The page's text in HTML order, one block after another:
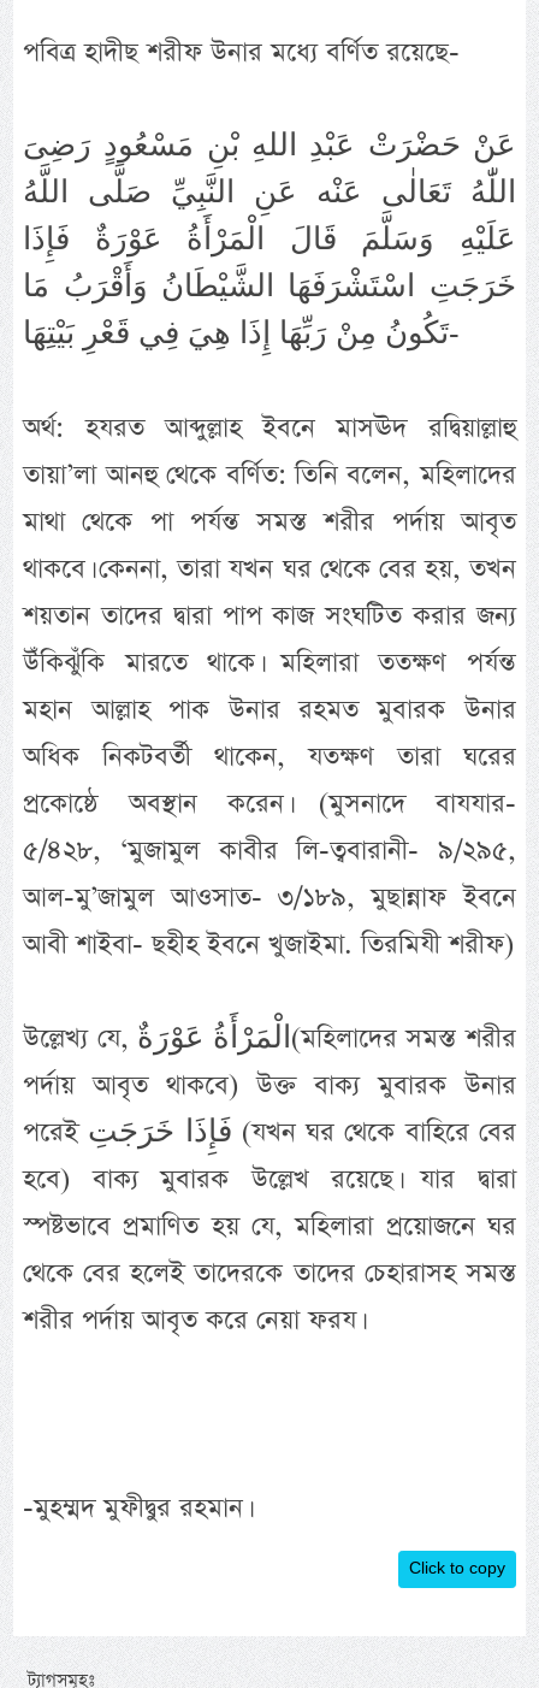
পবিত্র হাদীছ শরীফ উনার মধ্যে বর্ণিত রয়েছে-
عَنْ حَضْرَتْ عَبْدِ اللهِ بْنِ مَسْعُودٍ رَضِىَ
اللّٰهُ تَعَالٰى عَنْه عَنِ النَّبِيِّ صَلَّى اللَّهُ
عَلَيْهِ وَسَلَّمَ قَالَ الْمَرْأَةُ عَوْرَةٌ فَإِذَا
خَرَجَتِ اسْتَشْرَفَهَا الشَّيْطَانُ وَأَقْرَبُ مَا
تَكُونُ مِنْ رَبِّهَا إِذَا هِيَ فِي قَعْرِ بَيْتِهَا-
অর্থ: হযরত আব্দুল্লাহ ইবনে মাসঊদ রদ্বিয়াল্লাহু
তায়া’লা আনহু থেকে বর্ণিত: তিনি বলেন, মহিলাদের
মাথা থেকে পা পর্যন্ত সমস্ত শরীর পর্দায় আবৃত
থাকবে। কেননা, তারা যখন ঘর থেকে বের হয়, তখন
শয়তান তাদের দ্বারা পাপ কাজ সংঘটিত করার জন্য
উঁকিঝুঁকি মারতে থাকে। মহিলারা ততক্ষণ পর্যন্ত
মহান আল্লাহ পাক উনার রহমত মুবারক উনার
অধিক নিকটবর্তী থাকেন, যতক্ষণ তারা ঘরের
প্রকোষ্ঠে অবস্থান করেন। (মুসনাদে বাযযার-
৫/৪২৮, ‘মুজামুল কাবীর লি-ত্ববারানী- ৯/২৯৫,
আল-মু’জামুল আওসাত- ৩/১৮৯, মুছান্নাফ ইবনে
আবী শাইবা- ছহীহ ইবনে খুজাইমা. তিরমিযী শরীফ)
উল্লেখ্য যে, الْمَرْأَةُ عَوْرَةٌ(মহিলাদের সমস্ত শরীর
পর্দায় আবৃত থাকবে) উক্ত বাক্য মুবারক উনার
পরেই فَإِذَا خَرَجَتِ (যখন ঘর থেকে বাহিরে বের
হবে) বাক্য মুবারক উল্লেখ রয়েছে। যার দ্বারা
স্পষ্টভাবে প্রমাণিত হয় যে, মহিলারা প্রয়োজনে ঘর
থেকে বের হলেই তাদেরকে তাদের চেহারাসহ সমস্ত
শরীর পর্দায় আবৃত করে নেয়া ফরয।
-মুহম্মদ মুফীদ্বুর রহমান।
Click to copy
ট্যাগসমূহঃ